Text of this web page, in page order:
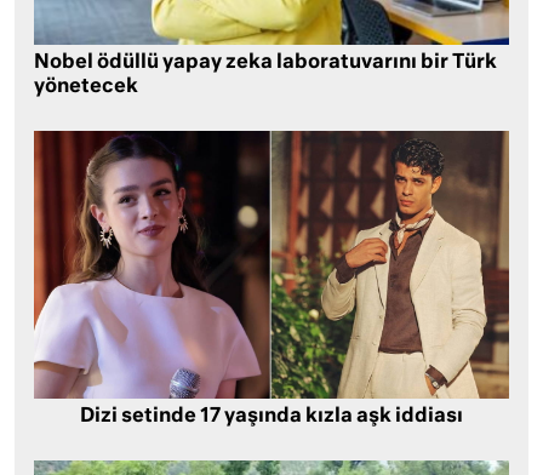
Nobel ödüllü yapay zeka laboratuvarını bir Türk
yönetecek
Dizi setinde 17 yaşında kızla aşk iddiası